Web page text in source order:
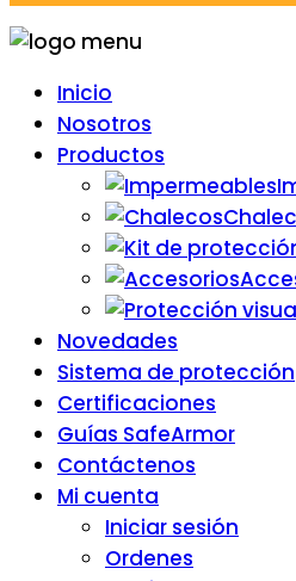
Inicio
Nosotros
Productos
Novedades
Sistema de protección
Certificaciones
Guías SafeArmor
Contáctenos
Mi cuenta
Iniciar sesión
Ordenes